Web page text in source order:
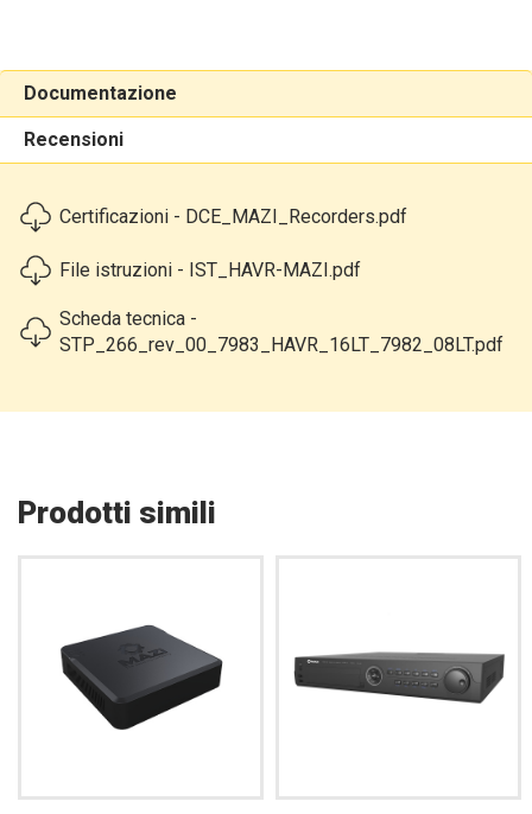
Documentazione
Recensioni
Certificazioni - DCE_MAZI_Recorders.pdf
File istruzioni - IST_HAVR-MAZI.pdf
Scheda tecnica -
STP_266_rev_00_7983_HAVR_16LT_7982_08LT.pdf
Prodotti simili